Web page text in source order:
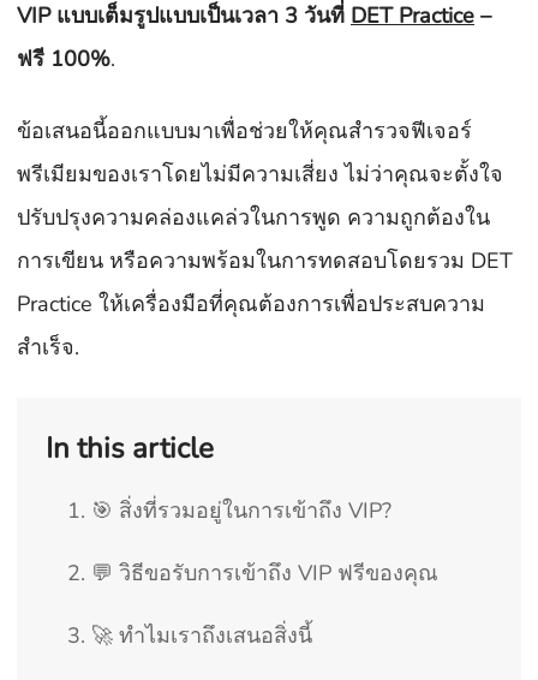
VIP แบบเต็มรูปแบบเป็นเวลา 3 วันที่ DET Practice –
ฟรี 100%.
ข้อเสนอนี้ออกแบบมาเพื่อช่วยให้คุณสำรวจฟีเจอร์
พรีเมียมของเราโดยไม่มีความเสี่ยง ไม่ว่าคุณจะตั้งใจ
ปรับปรุงความคล่องแคล่วในการพูด ความถูกต้องใน
การเขียน หรือความพร้อมในการทดสอบโดยรวม DET
Practice ให้เครื่องมือที่คุณต้องการเพื่อประสบความ
สำเร็จ.
In this article
1. 🎯 สิ่งที่รวมอยู่ในการเข้าถึง VIP?
2. 💬 วิธีขอรับการเข้าถึง VIP ฟรีของคุณ
3. 🚀 ทำไมเราถึงเสนอสิ่งนี้